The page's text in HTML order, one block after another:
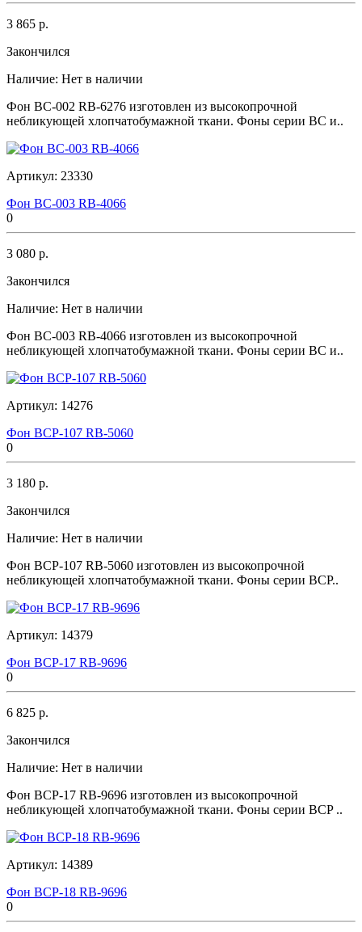
3 865 р.
Закончился
Наличие: Нет в наличии
Фон BC-002 RB-6276 изготовлен из высокопрочной
небликующей хлопчатобумажной ткани. Фоны серии BC и..
Артикул: 23330
Фон BC-003 RB-4066
0
3 080 р.
Закончился
Наличие: Нет в наличии
Фон BC-003 RB-4066 изготовлен из высокопрочной
небликующей хлопчатобумажной ткани. Фоны серии BC и..
Артикул: 14276
Фон BCP-107 RB-5060
0
3 180 р.
Закончился
Наличие: Нет в наличии
Фон BCP-107 RB-5060 изготовлен из высокопрочной
небликующей хлопчатобумажной ткани. Фоны серии BCP..
Артикул: 14379
Фон BCP-17 RB-9696
0
6 825 р.
Закончился
Наличие: Нет в наличии
Фон BCP-17 RB-9696 изготовлен из высокопрочной
небликующей хлопчатобумажной ткани. Фоны серии BCP ..
Артикул: 14389
Фон BCP-18 RB-9696
0